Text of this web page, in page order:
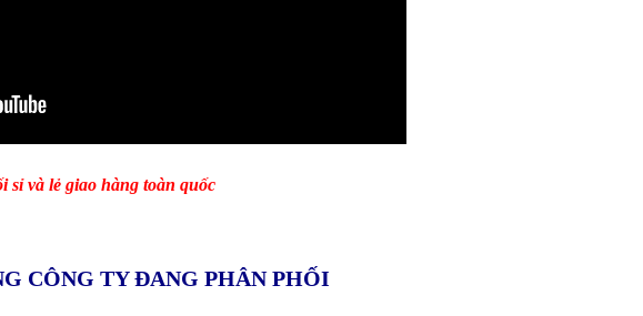
sỉ và lẻ giao hàng toàn quốc
CÔNG TY ĐANG PHÂN PHỐI